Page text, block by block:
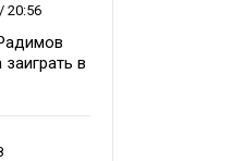
20:56
в